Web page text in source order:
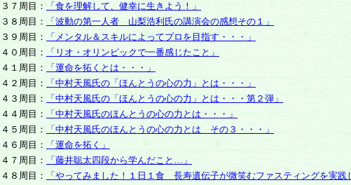
３７周目：
「食を理解して、健幸に生きよう！」
３８周目：
「波動の第一人者 山梨浩利氏の講演会の感想その１」
３９周目：
「メンタル＆スキルによってプロを目指す・・・」
４０周目：
「リオ・オリンピックで一番感じたこと」
４１周目：
「運命を拓くとは・・・」
４２周目：
「中村天風氏の「ほんとうの心の力」とは・・・」
４３周目：
「中村天風氏の「ほんとうの心の力」とは・・・第２弾」
４４周目：
「中村天風氏のほんとうの心の力とは・・・」
４５周目：
「中村天風氏のほんとうの心の力とは その３・・・」
４６周目：
「運命を拓く」
４７周目：
「藤井聡太四段から学んだこと…」
４８周目：
「やってみました！１日１食 長寿遺伝子が微笑むファスティングを実践